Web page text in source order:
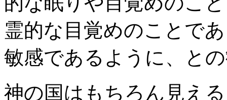
霊的な目覚めのことで
敏感であるように、と
神の国はもちろん見え